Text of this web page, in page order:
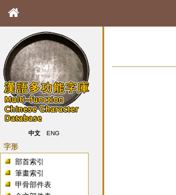
中文 ENG
字形
部首索引
筆畫索引
甲骨部件表